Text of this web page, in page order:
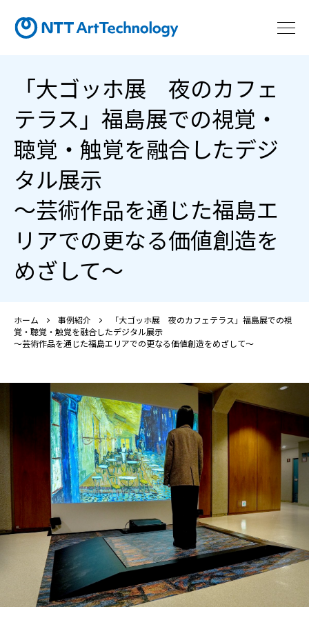
「大ゴッホ展 夜のカフェ
テラス」福島展での視覚・
聴覚・触覚を融合したデジ
タル展示
～芸術作品を通じた福島エ
リアでの更なる価値創造を
めざして～
ホーム 事例紹介
「大ゴッホ展 夜のカフェテラス」福島展での視
覚・聴覚・触覚を融合したデジタル展示
～芸術作品を通じた福島エリアでの更なる価値創造をめざして～